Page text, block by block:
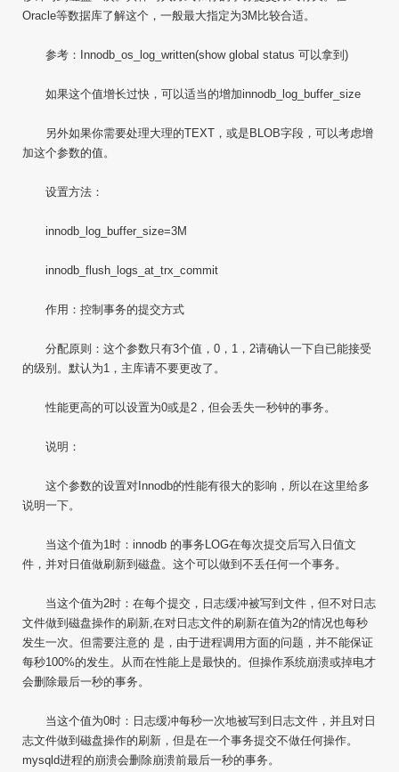
Oracle等数据库了解这个，一般最大指定为3M比较合适。
参考：Innodb_os_log_written(show global status 可以拿到)
如果这个值增长过快，可以适当的增加innodb_log_buffer_size
另外如果你需要处理大理的TEXT，或是BLOB字段，可以考虑增
加这个参数的值。
设置方法：
innodb_log_buffer_size=3M
innodb_flush_logs_at_trx_commit
作用：控制事务的提交方式
分配原则：这个参数只有3个值，0，1，2请确认一下自已能接受
的级别。默认为1，主库请不要更改了。
性能更高的可以设置为0或是2，但会丢失一秒钟的事务。
说明：
这个参数的设置对Innodb的性能有很大的影响，所以在这里给多
说明一下。
当这个值为1时：innodb 的事务LOG在每次提交后写入日值文
件，并对日值做刷新到磁盘。这个可以做到不丢任何一个事务。
当这个值为2时：在每个提交，日志缓冲被写到文件，但不对日志
文件做到磁盘操作的刷新,在对日志文件的刷新在值为2的情况也每秒
发生一次。但需要注意的 是，由于进程调用方面的问题，并不能保证
每秒100%的发生。从而在性能上是最快的。但操作系统崩溃或掉电才
会删除最后一秒的事务。
当这个值为0时：日志缓冲每秒一次地被写到日志文件，并且对日
志文件做到磁盘操作的刷新，但是在一个事务提交不做任何操作。
mysqld进程的崩溃会删除崩溃前最后一秒的事务。